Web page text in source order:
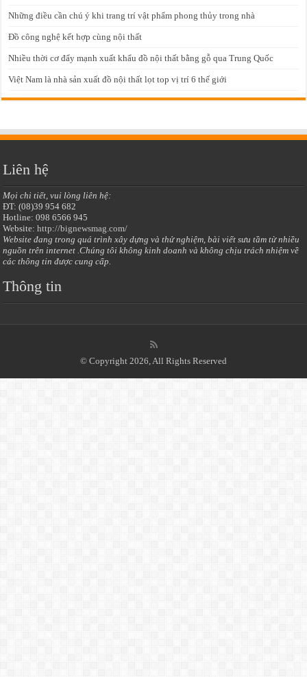
Những điều cần chú ý khi trang trí vật phẩm phong thủy trong nhà
Đồ công nghệ kết hợp cùng nội thất
Nhiều thời cơ đẩy mạnh xuất khẩu đồ nội thất bằng gỗ qua Trung Quốc
Việt Nam là nhà sản xuất đồ nội thất lọt top vị trí 6 thế giới
Liên hệ
Mọi chi tiết, vui lòng liên hệ:
ĐT: (08)39 954 682
Hotline: 098 6566 945
Website:http://bignewsmag.com/
Website đang trong quá trình xây dựng và thử nghiệm, bài viết sưu tầm từ nhiều
nguồn trên internet .Chúng tôi không kinh doanh và không chịu trách nhiệm về
các thông tin được cung cấp.
Thông tin
© Copyright 2026, All Rights Reserved